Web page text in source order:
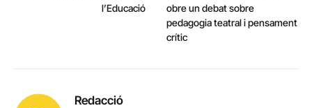
l’Educació
obre un debat sobre
pedagogia teatral i pensament
crític
Redacció